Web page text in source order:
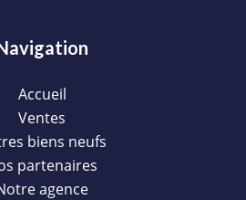
Accueil
Ventes
biens neufs
partenaires
agence